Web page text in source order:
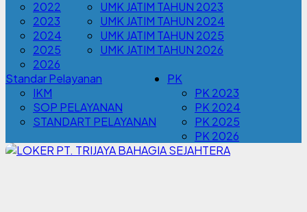
2022
2023
2024
2025
2026
UMK JATIM TAHUN 2023
UMK JATIM TAHUN 2024
UMK JATIM TAHUN 2025
UMK JATIM TAHUN 2026
Standar Pelayanan
IKM
SOP PELAYANAN
STANDART PELAYANAN
PK
PK 2023
PK 2024
PK 2025
PK 2026